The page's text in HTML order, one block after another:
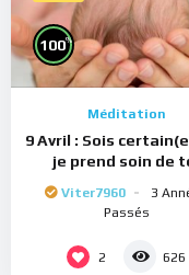
100%
Méditation
9 Avril : Sois
je prend soin de
Viter7960
3
Passés
2 626